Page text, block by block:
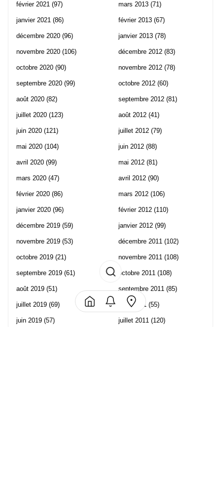
février 2021 (97)
janvier 2021 (86)
décembre 2020 (96)
novembre 2020 (106)
octobre 2020 (90)
septembre 2020 (99)
août 2020 (82)
juillet 2020 (123)
juin 2020 (121)
mai 2020 (104)
avril 2020 (99)
mars 2020 (47)
février 2020 (86)
janvier 2020 (96)
décembre 2019 (59)
novembre 2019 (53)
octobre 2019 (21)
septembre 2019 (61)
août 2019 (51)
juillet 2019 (69)
juin 2019 (57)
mars 2013 (71)
février 2013 (67)
janvier 2013 (78)
décembre 2012 (83)
novembre 2012 (78)
octobre 2012 (60)
septembre 2012 (81)
août 2012 (41)
juillet 2012 (79)
juin 2012 (88)
mai 2012 (81)
avril 2012 (90)
mars 2012 (106)
février 2012 (110)
janvier 2012 (99)
décembre 2011 (102)
novembre 2011 (108)
octobre 2011 (108)
septembre 2011 (85)
août 2011 (55)
juillet 2011 (120)